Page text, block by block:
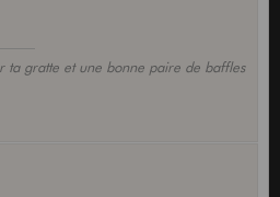
ta gratte et une bonne paire de baffles